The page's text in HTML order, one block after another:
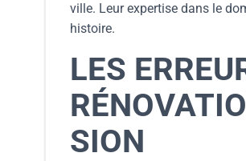
ville. Leur expertise dans le
histoire.
LES
SION